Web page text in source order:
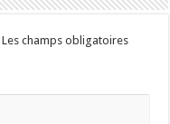
Les champs obligatoires